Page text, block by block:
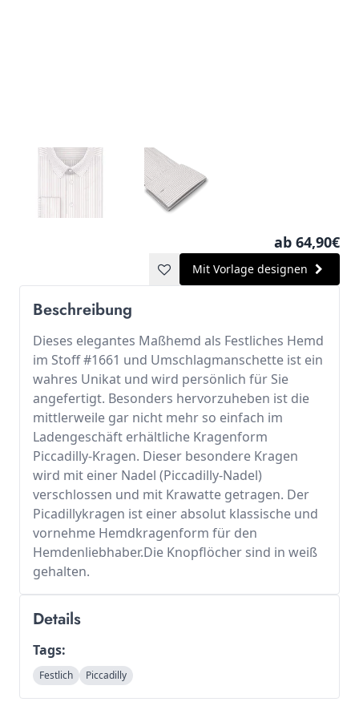
ab 64,90€
Mit Vorlage designen
Beschreibung
Dieses elegantes Maßhemd als Festliches Hemd
im Stoff #1661 und Umschlagmanschette ist ein
wahres Unikat und wird persönlich für Sie
angefertigt. Besonders hervorzuheben ist die
mittlerweile gar nicht mehr so einfach im
Ladengeschäft erhältliche Kragenform
Piccadilly-Kragen. Dieser besondere Kragen
wird mit einer Nadel (Piccadilly-Nadel)
verschlossen und mit Krawatte getragen. Der
Picadillykragen ist einer absolut klassische und
vornehme Hemdkragenform für den
Hemdenliebhaber.Die Knopflöcher sind in weiß
gehalten.
Details
Tags:
Festlich Piccadilly